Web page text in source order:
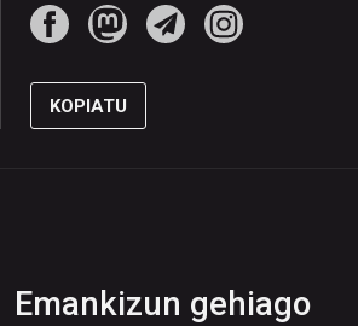
KOPIATU
Emankizun gehiago